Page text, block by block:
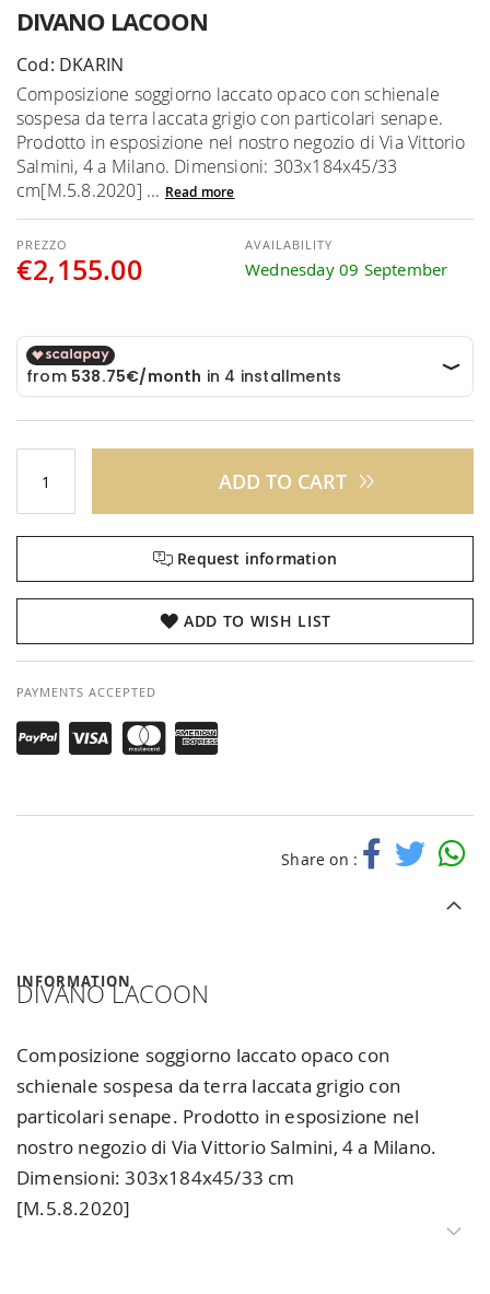
DIVANO LACOON
Cod: DKARIN
Composizione soggiorno laccato opaco con schienale
sospesa da terra laccata grigio con particolari senape.
Prodotto in esposizione nel nostro negozio di Via Vittorio
Salmini, 4 a Milano. Dimensioni: 303x184x45/33
cm[M.5.8.2020] ... Read more
€2,155.00
AVAILABILITY
Wednesday 09 September
ADD TO CART
Request information
ADD TO WISH LIST
PAYMENTS ACCEPTED
Share on :
the
beginning
of
the
images
gallery
INFORMATION
DIVANO LACOON
Composizione soggiorno laccato opaco con
schienale sospesa da terra laccata grigio con
particolari senape. Prodotto in esposizione nel
nostro negozio di Via Vittorio Salmini, 4 a Milano.
Dimensioni: 303x184x45/33 cm
[M.5.8.2020]